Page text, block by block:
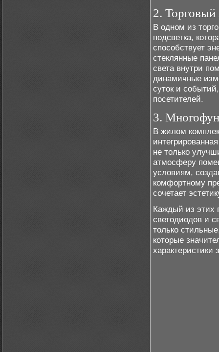
2. Торговый
В одном из
подсветка,
способствует
стеклянные
света внутри
динамичные
суток и
посетителей.
3.
В жилом
не только
атмосферу
условиям,
комфортному
сочетает
Каждый из этих
светодиодов и
только
которые
характеристики